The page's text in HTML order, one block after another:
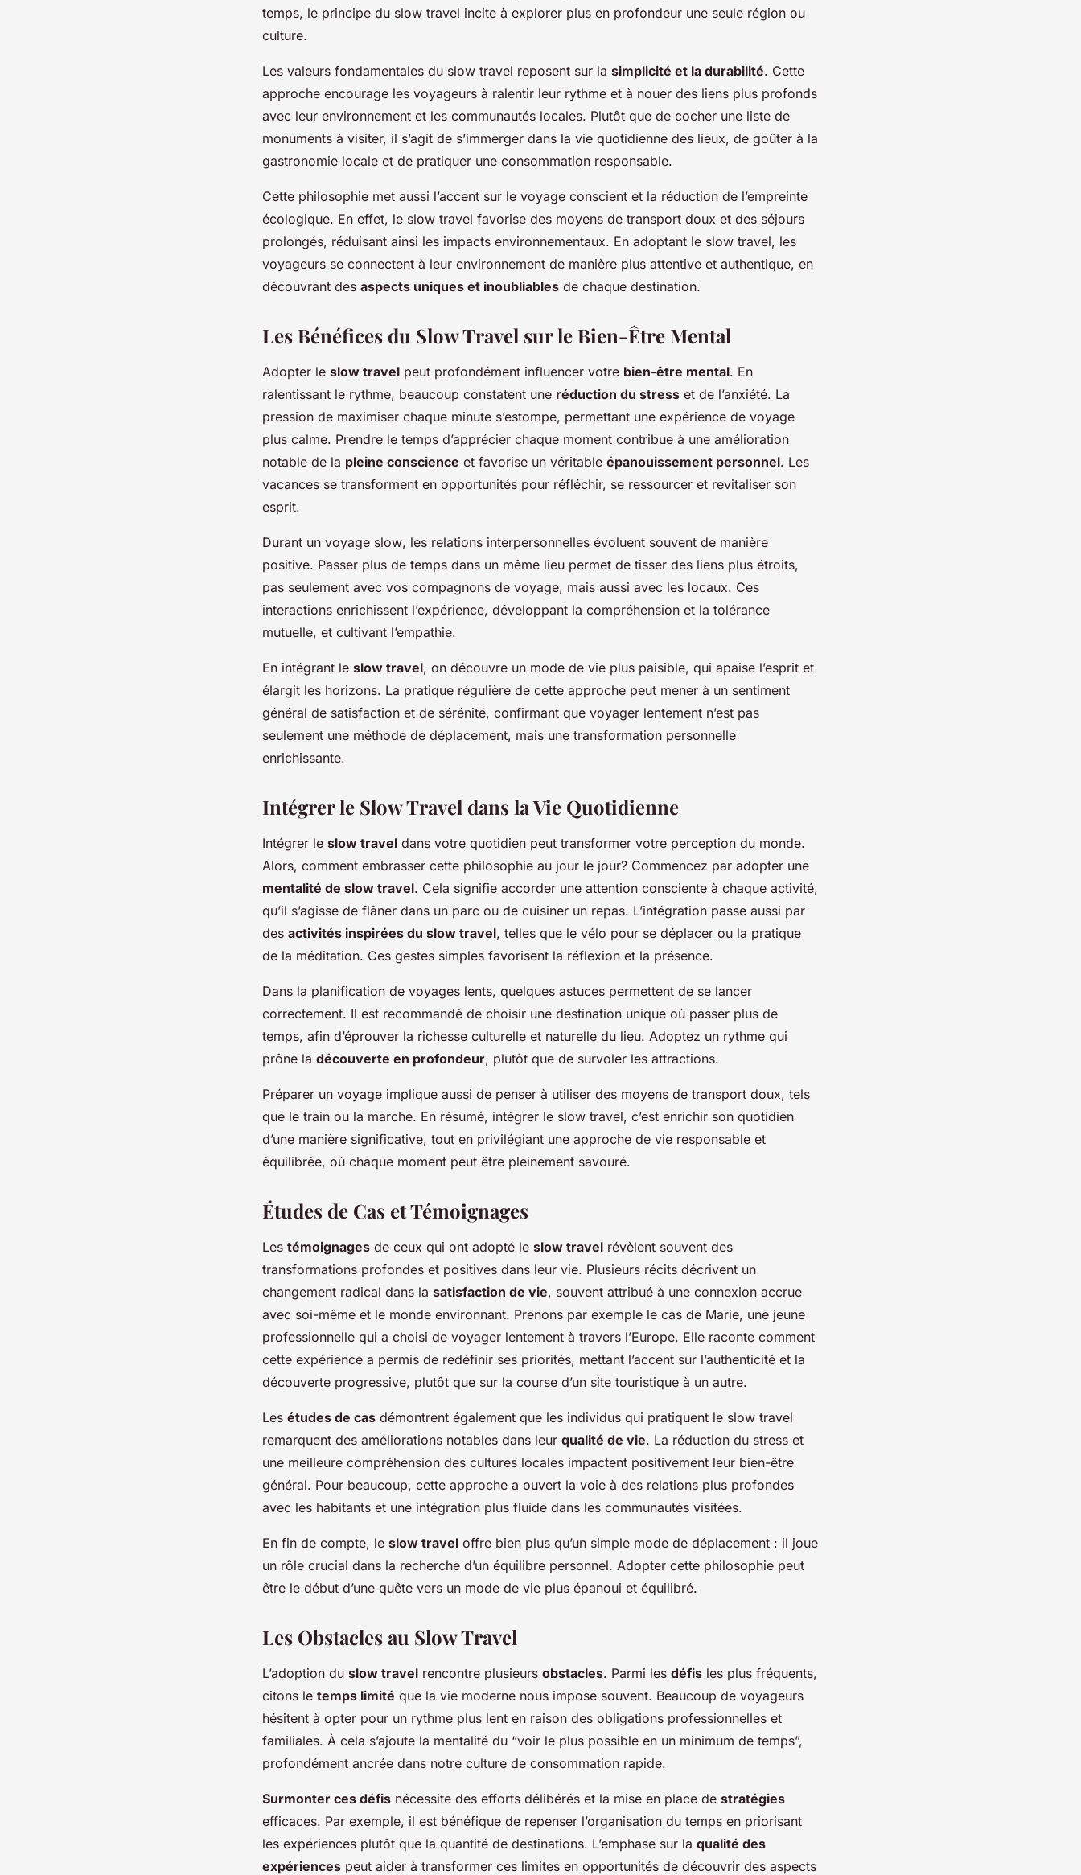
temps, le principe du slow travel incite à explorer plus en profondeur une seule région ou
culture.
Les valeurs fondamentales du slow travel reposent sur la simplicité et la durabilité. Cette
approche encourage les voyageurs à ralentir leur rythme et à nouer des liens plus profonds
avec leur environnement et les communautés locales. Plutôt que de cocher une liste de
monuments à visiter, il s’agit de s’immerger dans la vie quotidienne des lieux, de goûter à la
gastronomie locale et de pratiquer une consommation responsable.
Cette philosophie met aussi l’accent sur le voyage conscient et la réduction de l’empreinte
écologique. En effet, le slow travel favorise des moyens de transport doux et des séjours
prolongés, réduisant ainsi les impacts environnementaux. En adoptant le slow travel, les
voyageurs se connectent à leur environnement de manière plus attentive et authentique, en
découvrant des aspects uniques et inoubliables de chaque destination.
Les Bénéfices du Slow Travel sur le Bien-Être Mental
Adopter le slow travel peut profondément influencer votre bien-être mental. En
ralentissant le rythme, beaucoup constatent une réduction du stress et de l’anxiété. La
pression de maximiser chaque minute s’estompe, permettant une expérience de voyage
plus calme. Prendre le temps d’apprécier chaque moment contribue à une amélioration
notable de la pleine conscience et favorise un véritable épanouissement personnel. Les
vacances se transforment en opportunités pour réfléchir, se ressourcer et revitaliser son
esprit.
Durant un voyage slow, les relations interpersonnelles évoluent souvent de manière
positive. Passer plus de temps dans un même lieu permet de tisser des liens plus étroits,
pas seulement avec vos compagnons de voyage, mais aussi avec les locaux. Ces
interactions enrichissent l’expérience, développant la compréhension et la tolérance
mutuelle, et cultivant l’empathie.
En intégrant le slow travel, on découvre un mode de vie plus paisible, qui apaise l’esprit et
élargit les horizons. La pratique régulière de cette approche peut mener à un sentiment
général de satisfaction et de sérénité, confirmant que voyager lentement n’est pas
seulement une méthode de déplacement, mais une transformation personnelle
enrichissante.
Intégrer le Slow Travel dans la Vie Quotidienne
Intégrer le slow travel dans votre quotidien peut transformer votre perception du monde.
Alors, comment embrasser cette philosophie au jour le jour? Commencez par adopter une
mentalité de slow travel. Cela signifie accorder une attention consciente à chaque activité,
qu’il s’agisse de flâner dans un parc ou de cuisiner un repas. L’intégration passe aussi par
des activités inspirées du slow travel, telles que le vélo pour se déplacer ou la pratique
de la méditation. Ces gestes simples favorisent la réflexion et la présence.
Dans la planification de voyages lents, quelques astuces permettent de se lancer
correctement. Il est recommandé de choisir une destination unique où passer plus de
temps, afin d’éprouver la richesse culturelle et naturelle du lieu. Adoptez un rythme qui
prône la découverte en profondeur, plutôt que de survoler les attractions.
Préparer un voyage implique aussi de penser à utiliser des moyens de transport doux, tels
que le train ou la marche. En résumé, intégrer le slow travel, c’est enrichir son quotidien
d’une manière significative, tout en privilégiant une approche de vie responsable et
équilibrée, où chaque moment peut être pleinement savouré.
Études de Cas et Témoignages
Les témoignages de ceux qui ont adopté le slow travel révèlent souvent des
transformations profondes et positives dans leur vie. Plusieurs récits décrivent un
changement radical dans la satisfaction de vie, souvent attribué à une connexion accrue
avec soi-même et le monde environnant. Prenons par exemple le cas de Marie, une jeune
professionnelle qui a choisi de voyager lentement à travers l’Europe. Elle raconte comment
cette expérience a permis de redéfinir ses priorités, mettant l’accent sur l’authenticité et la
découverte progressive, plutôt que sur la course d’un site touristique à un autre.
Les études de cas démontrent également que les individus qui pratiquent le slow travel
remarquent des améliorations notables dans leur qualité de vie. La réduction du stress et
une meilleure compréhension des cultures locales impactent positivement leur bien-être
général. Pour beaucoup, cette approche a ouvert la voie à des relations plus profondes
avec les habitants et une intégration plus fluide dans les communautés visitées.
En fin de compte, le slow travel offre bien plus qu’un simple mode de déplacement : il joue
un rôle crucial dans la recherche d’un équilibre personnel. Adopter cette philosophie peut
être le début d’une quête vers un mode de vie plus épanoui et équilibré.
Les Obstacles au Slow Travel
L’adoption du slow travel rencontre plusieurs obstacles. Parmi les défis les plus fréquents,
citons le temps limité que la vie moderne nous impose souvent. Beaucoup de voyageurs
hésitent à opter pour un rythme plus lent en raison des obligations professionnelles et
familiales. À cela s’ajoute la mentalité du “voir le plus possible en un minimum de temps”,
profondément ancrée dans notre culture de consommation rapide.
Surmonter ces défis nécessite des efforts délibérés et la mise en place de stratégies
efficaces. Par exemple, il est bénéfique de repenser l’organisation du temps en priorisant
les expériences plutôt que la quantité de destinations. L’emphase sur la qualité des
expériences peut aider à transformer ces limites en opportunités de découvrir des aspects